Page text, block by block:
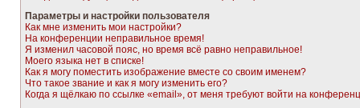
Параметры и настройки пользователя
Как мне изменить мои настройки?
На конференции неправильное время!
Я изменил часовой пояс, но время всё равно неправильное!
Моего языка нет в списке!
Как я могу поместить изображение вместе со своим именем?
Что такое звание и как я могу изменить его?
Когда я щёлкаю по ссылке «email», от меня требуют войти на